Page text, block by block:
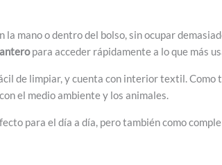
la mano o dentro del bolso, sin ocupar
para acceder rápidamente a lo que más
de limpiar, y cuenta con interior textil. Como
el medio ambiente y los animales.
para el día a día, pero también como